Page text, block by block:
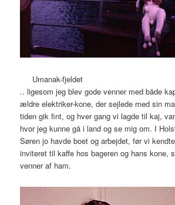
Umanak-fjeldet
.. ligesom jeg blev gode venner med både
ældre elektriker-kone, der sejlede med sin
tiden gik fint, og hver gang vi lagde til kaj,
hvor jeg kunne gå i land og se mig om. I
Søren jo havde boet og arbejdet, før vi
inviteret til kaffe hos bageren og hans kone,
venner af ham.